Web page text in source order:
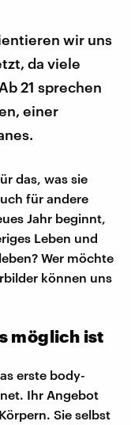
wir uns
da viele
21 sprechen
einer
das, was sie
für andere
Jahr beginnt,
Leben und
Wer möchte
können uns
möglich ist
erste body-
Ihr Angebot
Sie selbst